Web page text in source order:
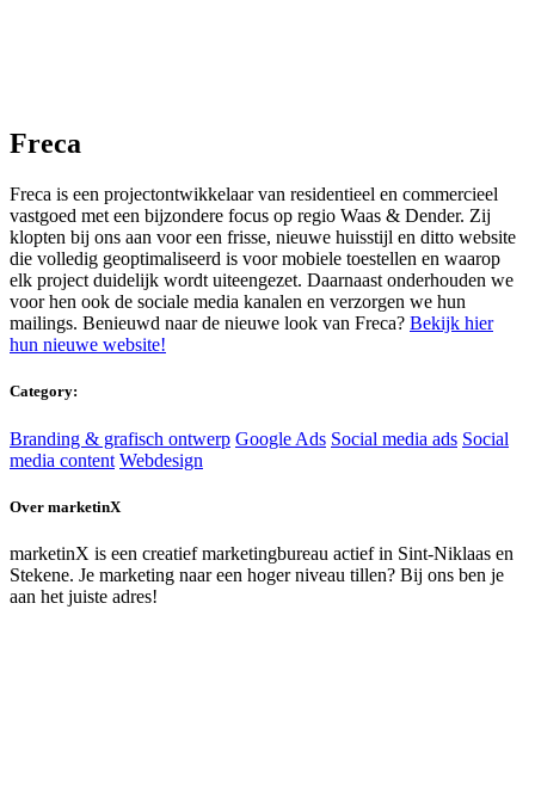
Freca
Freca is een projectontwikkelaar van residentieel en commercieel
vastgoed met een bijzondere focus op regio Waas & Dender. Zij
klopten bij ons aan voor een frisse, nieuwe huisstijl en ditto website
die volledig geoptimaliseerd is voor mobiele toestellen en waarop
elk project duidelijk wordt uiteengezet. Daarnaast onderhouden we
voor hen ook de sociale media kanalen en verzorgen we hun
mailings. Benieuwd naar de nieuwe look van Freca? Bekijk hier
hun nieuwe website!
Category:
Branding & grafisch ontwerp Google Ads Social media ads Social
media content Webdesign
Over marketinX
marketinX is een creatief marketingbureau actief in Sint-Niklaas en
Stekene. Je marketing naar een hoger niveau tillen? Bij ons ben je
aan het juiste adres!